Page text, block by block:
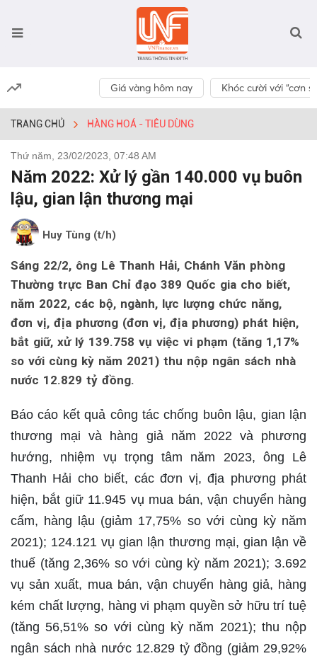
Giá vàng hôm nay Khóc cười với “cơn
TRANG CHỦ HÀNG HOÁ - TIÊU DÙNG
Thứ năm, 23/02/2023, 07:48 AM
Năm 2022: Xử lý gần 140.000 vụ buôn
lậu, gian lận thương mại
Huy Tùng (t/h)
Sáng 22/2, ông Lê Thanh Hải, Chánh Văn phòng
Thường trực Ban Chỉ đạo 389 Quốc gia cho biết,
năm 2022, các bộ, ngành, lực lượng chức năng,
đơn vị, địa phương (đơn vị, địa phương) phát hiện,
bắt giữ, xử lý 139.758 vụ việc vi phạm (tăng 1,17%
so với cùng kỳ năm 2021) thu nộp ngân sách nhà
nước 12.829 tỷ đồng.
Báo cáo kết quả công tác chống buôn lậu, gian lận
thương mại và hàng giả năm 2022 và phương
hướng, nhiệm vụ trọng tâm năm 2023, ông Lê
Thanh Hải cho biết, các đơn vị, địa phương phát
hiện, bắt giữ 11.945 vụ mua bán, vận chuyển hàng
cấm, hàng lậu (giảm 17,75% so với cùng kỳ năm
2021); 124.121 vụ gian lận thương mại, gian lận về
thuế (tăng 2,36% so với cùng kỳ năm 2021); 3.692
vụ sản xuất, mua bán, vận chuyển hàng giả, hàng
kém chất lượng, hàng vi phạm quyền sở hữu trí tuệ
(tăng 56,51% so với cùng kỳ năm 2021); thu nộp
ngân sách nhà nước 12.829 tỷ đồng (giảm 29,92%